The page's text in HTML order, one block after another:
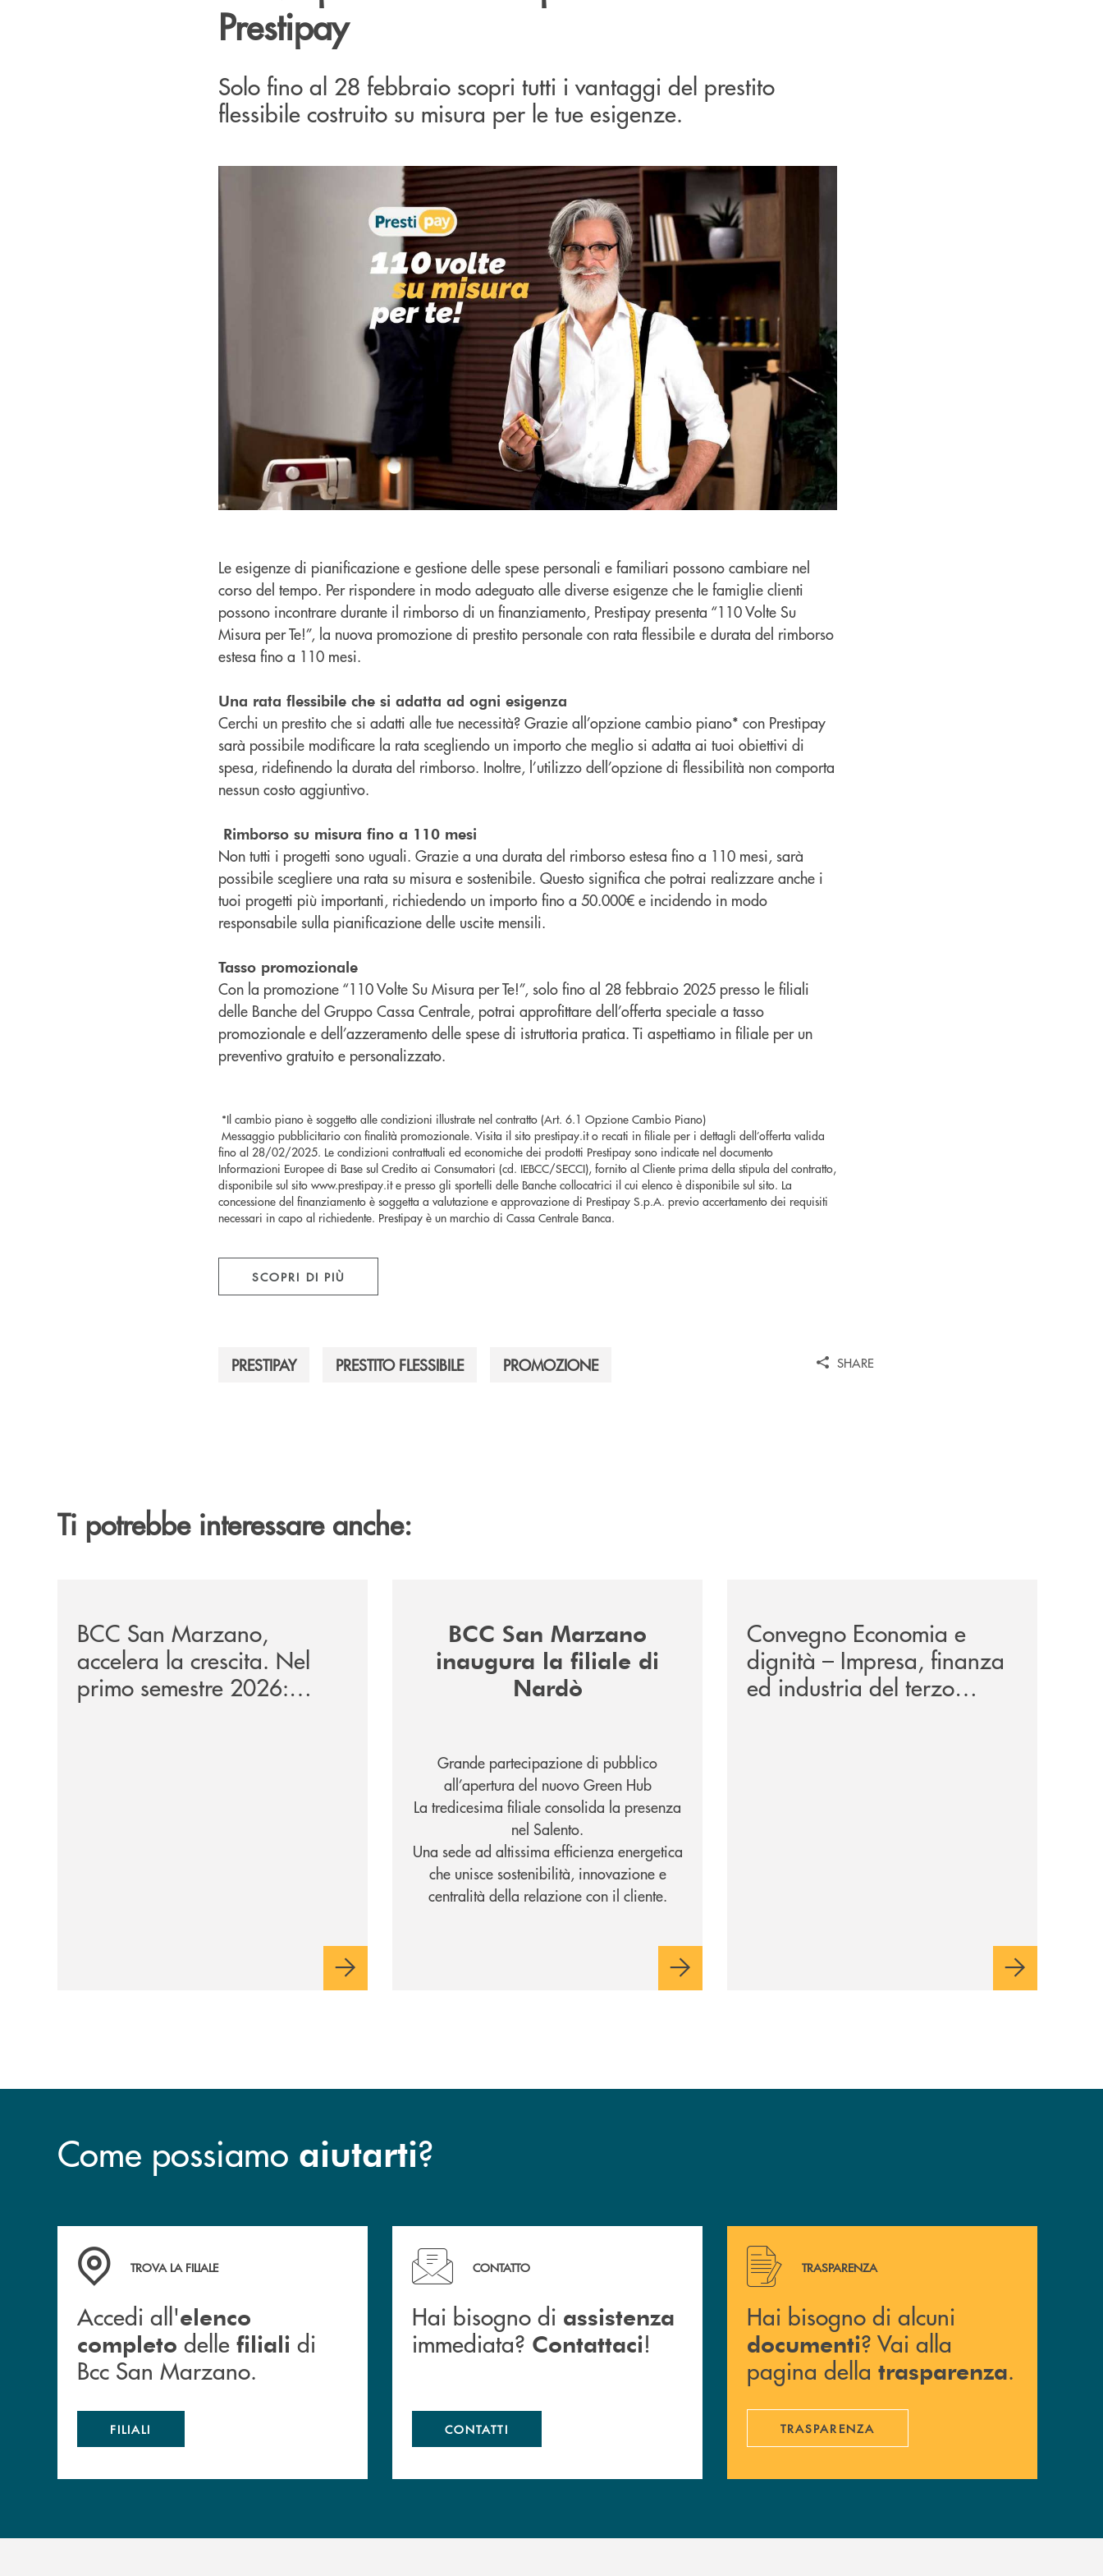
Prestipay
Solo fino al 28 febbraio scopri tutti i vantaggi del prestito
flessibile costruito su misura per le tue esigenze.
Le esigenze di pianificazione e gestione delle spese personali e familiari possono cambiare nel
corso del tempo. Per rispondere in modo adeguato alle diverse esigenze che le famiglie clienti
possono incontrare durante il rimborso di un finanziamento, Prestipay presenta “110 Volte Su
Misura per Te!”, la nuova promozione di prestito personale con rata flessibile e durata del rimborso
estesa fino a 110 mesi.
Una rata flessibile che si adatta ad ogni esigenza
Cerchi un prestito che si adatti alle tue necessità? Grazie all’opzione cambio piano* con Prestipay
sarà possibile modificare la rata scegliendo un importo che meglio si adatta ai tuoi obiettivi di
spesa, ridefinendo la durata del rimborso. Inoltre, l’utilizzo dell’opzione di flessibilità non comporta
nessun costo aggiuntivo.
Rimborso su misura fino a 110 mesi
Non tutti i progetti sono uguali. Grazie a una durata del rimborso estesa fino a 110 mesi, sarà
possibile scegliere una rata su misura e sostenibile. Questo significa che potrai realizzare anche i
tuoi progetti più importanti, richiedendo un importo fino a 50.000€ e incidendo in modo
responsabile sulla pianificazione delle uscite mensili.
Tasso promozionale
Con la promozione “110 Volte Su Misura per Te!”, solo fino al 28 febbraio 2025 presso le filiali
delle Banche del Gruppo Cassa Centrale, potrai approfittare dell’offerta speciale a tasso
promozionale e dell’azzeramento delle spese di istruttoria pratica. Ti aspettiamo in filiale per un
preventivo gratuito e personalizzato.
*Il cambio piano è soggetto alle condizioni illustrate nel contratto (Art. 6.1 Opzione Cambio Piano)
Messaggio pubblicitario con finalità promozionale. Visita il sito prestipay.it o recati in filiale per i dettagli dell’offerta valida
fino al 28/02/2025. Le condizioni contrattuali ed economiche dei prodotti Prestipay sono indicate nel documento
Informazioni Europee di Base sul Credito ai Consumatori (cd. IEBCC/SECCI), fornito al Cliente prima della stipula del contratto,
disponibile sul sito www.prestipay.it e presso gli sportelli delle Banche collocatrici il cui elenco è disponibile sul sito. La
concessione del finanziamento è soggetta a valutazione e approvazione di Prestipay S.p.A. previo accertamento dei requisiti
necessari in capo al richiedente. Prestipay è un marchio di Cassa Centrale Banca.
SCOPRI DI PIÙ
PRESTIPAY PRESTITO FLESSIBILE PROMOZIONE SHARE
Ti potrebbe interessare anche:
BCC San Marzano,
accelera la crescita. Nel
primo semestre 2026:
raccolta oltre 1,08 miliardi,
BCC San Marzano
inaugura la filiale di
Nardò
Grande partecipazione di pubblico
all’apertura del nuovo Green Hub
La tredicesima filiale consolida la presenza
nel Salento.
Una sede ad altissima efficienza energetica
che unisce sostenibilità, innovazione e
centralità della relazione con il cliente.
Convegno Economia e
dignità – Impresa, finanza
ed industria del terzo
Come possiamo aiutarti?
Accedi all' elenco completo delle filiali di Bcc San Marzano.
TROVA LA FILIALE
Accedi all'elenco
completo delle filiali di
Bcc San Marzano.
FILIALI
Hai bisogno di assistenza immediata? Contattaci !
CONTATTO
Hai bisogno di assistenza
immediata? Contattaci!
CONTATTI
Hai bisogno di alcuni documenti ? Vai alla pagina della
TRASPARENZA
Hai bisogno di alcuni
documenti? Vai alla
pagina della trasparenza.
TRASPARENZA